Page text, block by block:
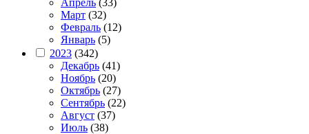
Апрель (33)
Март (32)
Февраль (12)
Январь (5)
2023 (342)
Декабрь (41)
Ноябрь (20)
Октябрь (27)
Сентябрь (22)
Август (37)
Июль (38)